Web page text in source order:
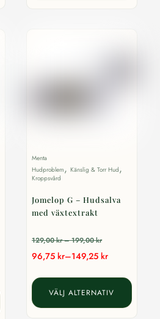
Menta
Hudproblem,Känslig & Torr Hud,
Kroppsvård
Jomelop G – Hudsalva
med växtextrakt
129,00kr–199,00krPrisintervall:
129,00 kr
199,00 kr
96,75 kr–149,25 kr
Prisintervall:
till
149,25 kr
VÄLJ ALTERNATIV
Den
här